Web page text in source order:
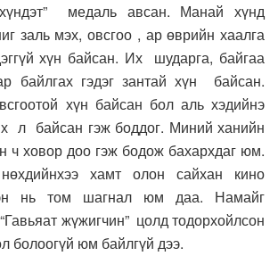
медаль авсан. Манай хүнд
заль мэх, овсгоо , ар өврийн хаалга
хүн байсан. Их шударга, байгаа
байлгах гэдэг зантай хүн байсан.
хүн байсан бол аль хэдийнэ
л байсан гэж боддог. Миний ханийн
ч ховор доо гэж бодож бахархдаг юм.
хамт олон сайхан кино
нь том шагнал юм даа. Намайг
жүжигчин” цолд тодорхойлсон
болоогүй юм байлгүй дээ.